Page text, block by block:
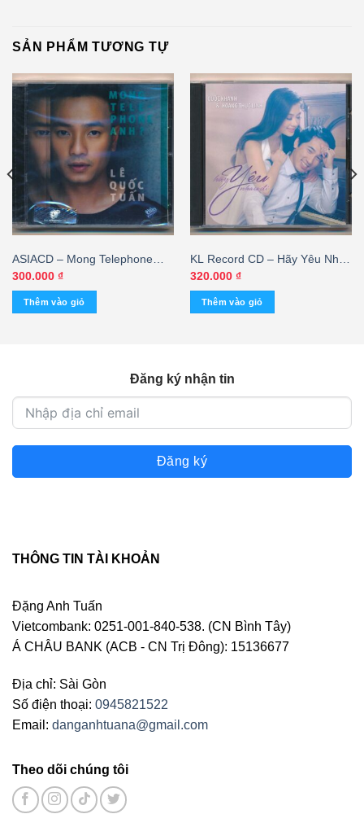
SẢN PHẨM TƯƠNG TỰ
ASIACD – Mong Telephone
Anh – Lê Quốc Tuấn – cái
300.000 ₫
Thêm vào giỏ
KL Record CD – Hãy Yêu Nhau
Đi – Quốc Khanh – Hoàng
Thục Linh (ASIA)
320.000 ₫
Thêm vào giỏ
Đăng ký nhận tin
Đăng ký
THÔNG TIN TÀI KHOẢN
Đặng Anh Tuấn
Vietcombank: 0251-001-840-538. (CN Bình Tây)
Á CHÂU BANK (ACB - CN Trị Đông): 15136677
Địa chỉ: Sài Gòn
Số điện thoại: 0945821522
Email: danganhtuana@gmail.com
Theo dõi chúng tôi